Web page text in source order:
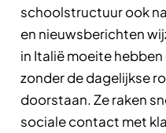
schoolstructuur ook
en nieuwsberichten
in Italië moeite
zonder de dagelijkse
doorstaan. Ze raken
sociale contact met